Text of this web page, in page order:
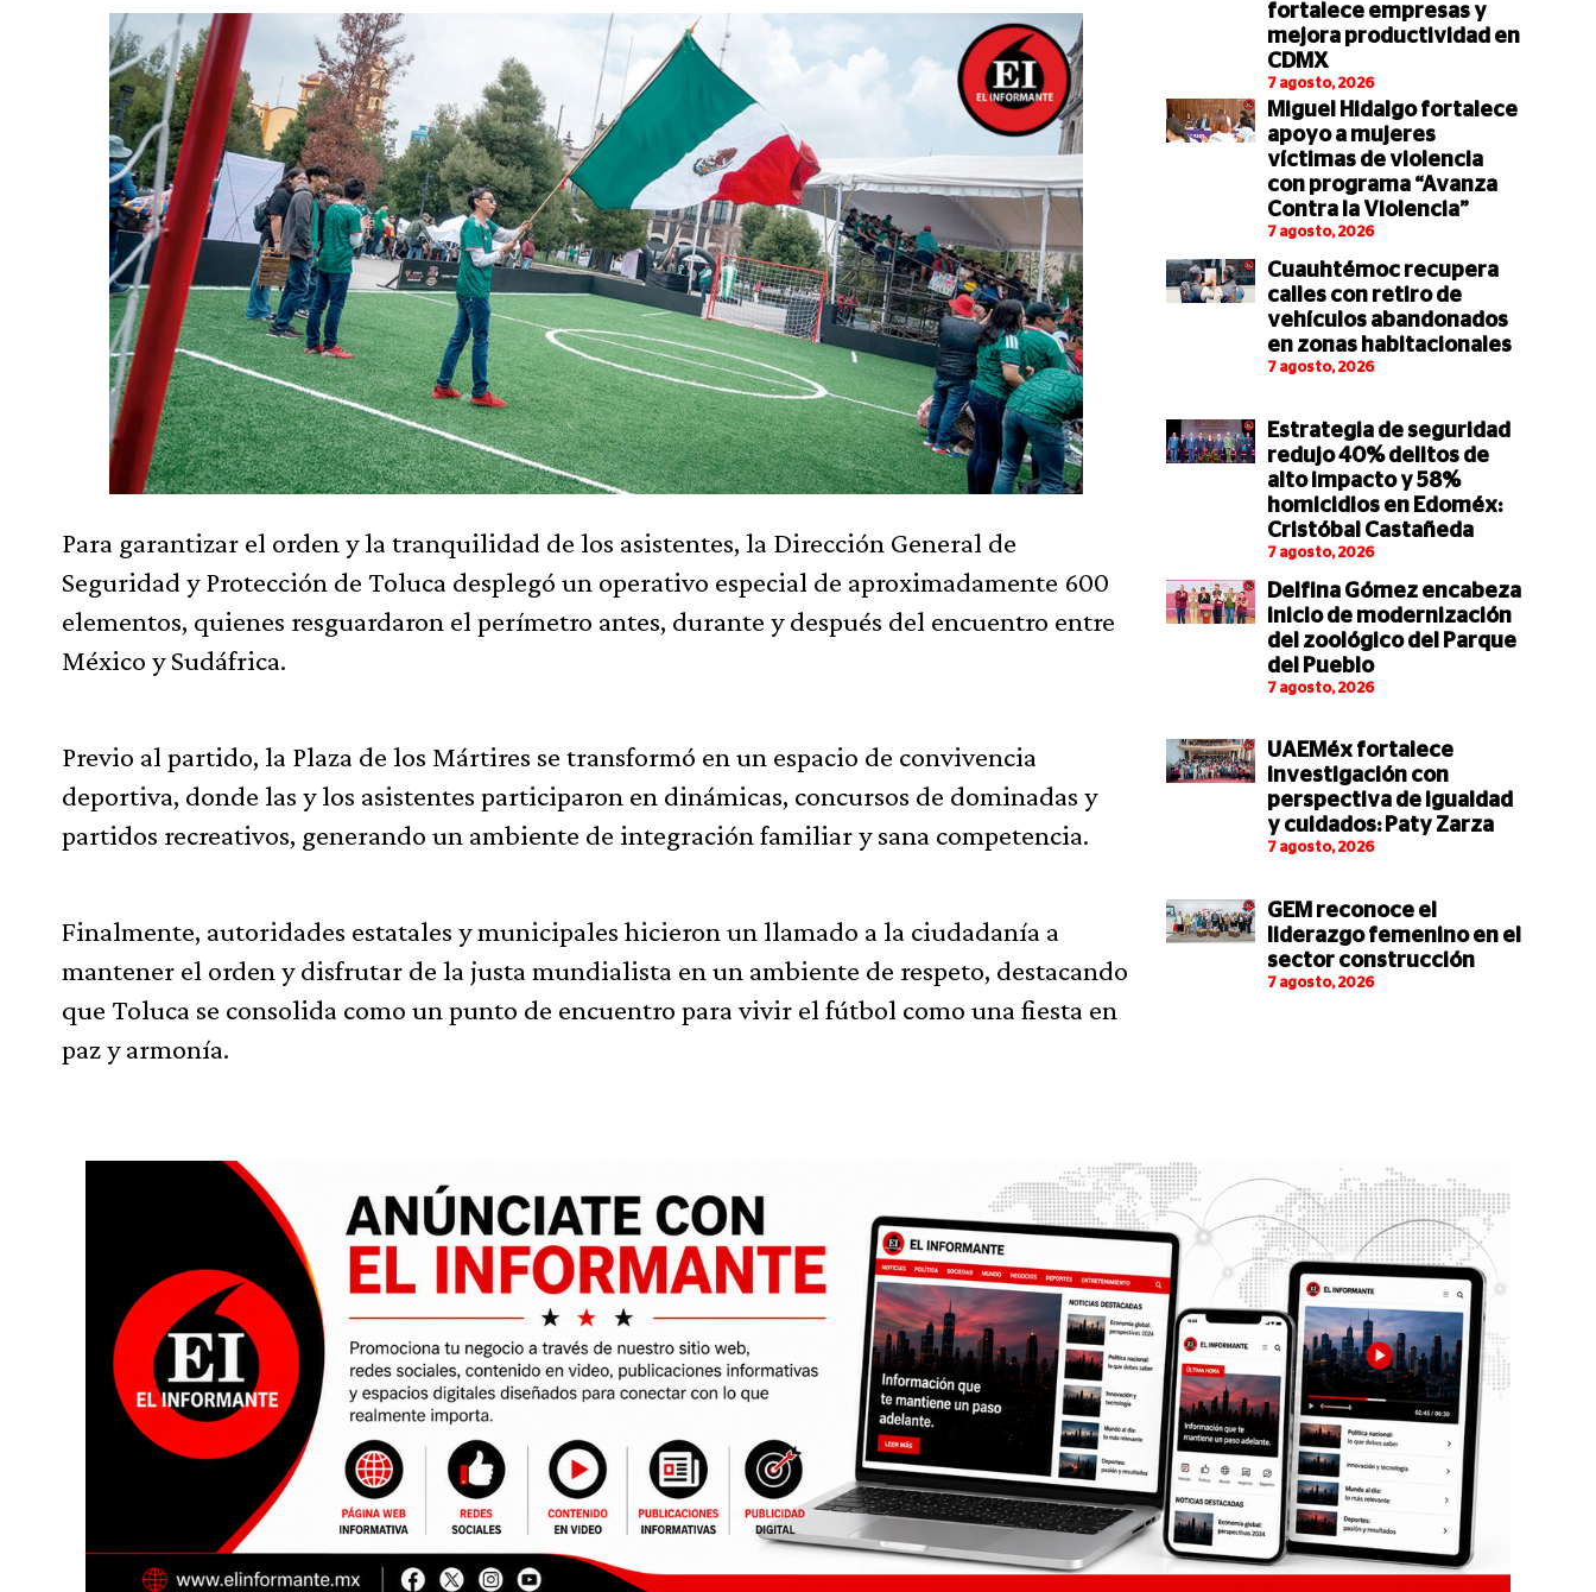
Para garantizar el orden y la tranquilidad de los asistentes, la Dirección General de
Seguridad y Protección de Toluca desplegó un operativo especial de aproximadamente 600
elementos, quienes resguardaron el perímetro antes, durante y después del encuentro entre
México y Sudáfrica.
Previo al partido, la Plaza de los Mártires se transformó en un espacio de convivencia
deportiva, donde las y los asistentes participaron en dinámicas, concursos de dominadas y
partidos recreativos, generando un ambiente de integración familiar y sana competencia.
Finalmente, autoridades estatales y municipales hicieron un llamado a la ciudadanía a
mantener el orden y disfrutar de la justa mundialista en un ambiente de respeto, destacando
que Toluca se consolida como un punto de encuentro para vivir el fútbol como una fiesta en
paz y armonía.
fortalece empresas y
mejora productividad en
CDMX
7 agosto, 2026
Miguel Hidalgo fortalece
apoyo a mujeres
víctimas de violencia
con programa “Avanza
Contra la Violencia”
7 agosto, 2026
Cuauhtémoc recupera
calles con retiro de
vehículos abandonados
en zonas habitacionales
7 agosto, 2026
Estrategia de seguridad
redujo 40% delitos de
alto impacto y 58%
homicidios en Edoméx:
Cristóbal Castañeda
7 agosto, 2026
Delfina Gómez encabeza
inicio de modernización
del zoológico del Parque
del Pueblo
7 agosto, 2026
UAEMéx fortalece
investigación con
perspectiva de igualdad
y cuidados: Paty Zarza
7 agosto, 2026
GEM reconoce el
liderazgo femenino en el
sector construcción
7 agosto, 2026